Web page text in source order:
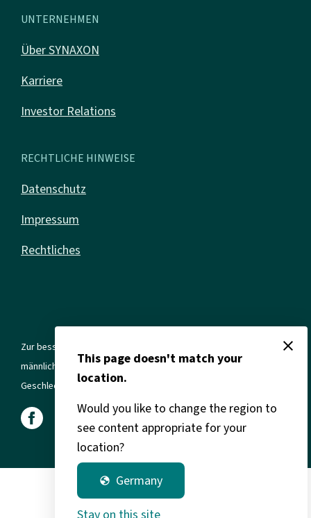
UNTERNEHMEN
Über SYNAXON
Karriere
Investor Relations
RECHTLICHE HINWEISE
Datenschutz
Impressum
Rechtliches
Zur besseren Lesbarkeit verwenden wir in allen Texten die
männliche Form. Gemeint sind jedoch immer alle Geschlechter und
Geschlechtsidentitäten.
close
This page doesn't match your
location.
Would you like to change the region to
see content appropriate for your
location?
globe Germany
Stay on this site